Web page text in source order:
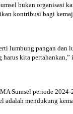
bukan organisasi
kontribusi bagi
lumbung pangan dan
harus kita pertahankan,”
Sumsel periode
adalah mendukung